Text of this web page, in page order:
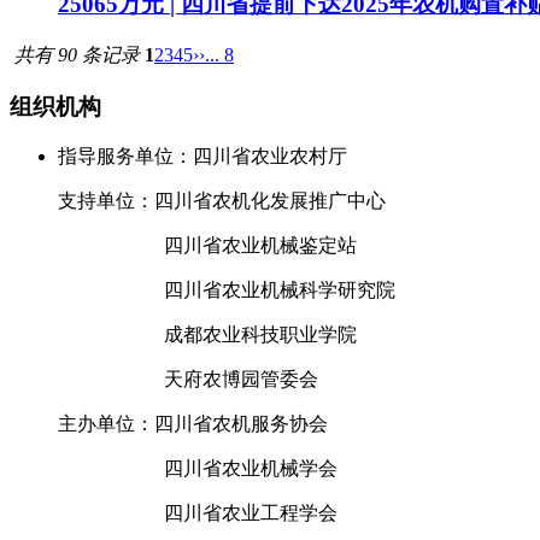
共有 90 条记录 12345››... 8
组织机构
指导服务单位：四川省农业农村厅
支持单位：四川省农机化发展推广中心
四川省农业机械鉴定站
四川省农业机械科学研究院
成都农业科技职业学院
天府农博园管委会
主办单位：四川省农机服务协会
四川省农业机械学会
四川省农业工程学会